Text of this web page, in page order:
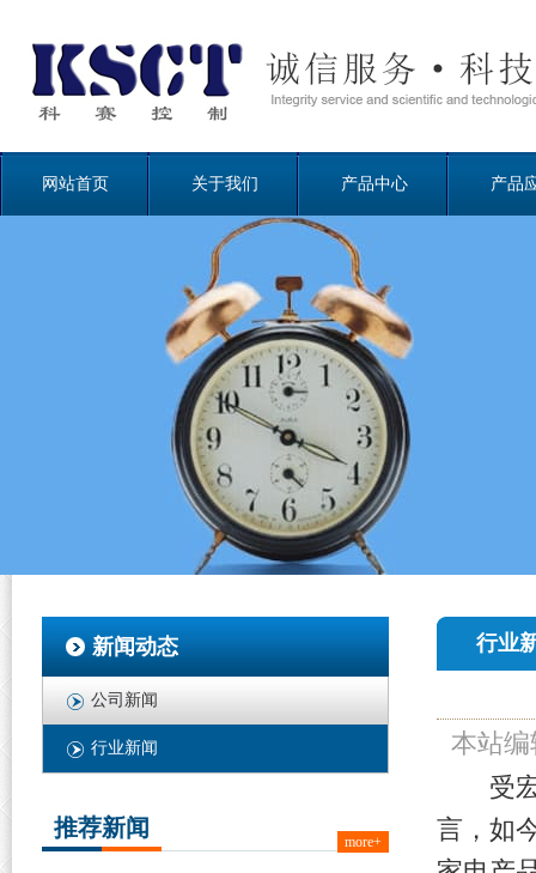
网站首页 关于我们 产品中心 产品
新闻动态
公司新闻
行业新闻
推荐新闻
more+
行业
本站
受宏
言，如